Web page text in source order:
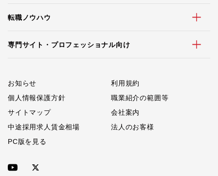
転職ノウハウ
専門サイト・プロフェッショナル向け
お知らせ
利用規約
個人情報保護方針
職業紹介の範囲等
サイトマップ
会社案内
中途採用求人賃金相場
法人のお客様
PC版を見る